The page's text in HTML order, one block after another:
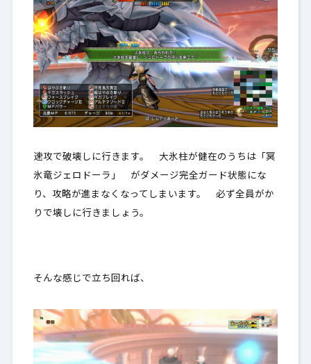
速攻で破壊しに行きます。 大氷柱が健在のうちは「冥
氷竜ジェロドーラ」 がダメージ完全ガード状態にな
り、攻略が進まなくなってしまいます。 必ず全員がか
りで壊しに行きましょう。
そんな感じで立ち回れば、